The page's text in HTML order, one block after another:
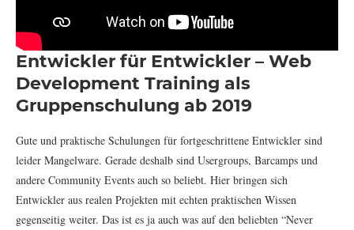
Entwickler für Entwickler – Web
Development Training als
Gruppenschulung ab 2019
Gute und praktische Schulungen für fortgeschrittene Entwickler sind
leider Mangelware. Gerade deshalb sind Usergroups, Barcamps und
andere Community Events auch so beliebt. Hier bringen sich
Entwickler aus realen Projekten mit echten praktischen Wissen
gegenseitig weiter. Das ist es ja auch was auf den beliebten “Never